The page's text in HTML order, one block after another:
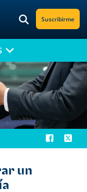
Suscribirme
contenido!
en tu correo
un